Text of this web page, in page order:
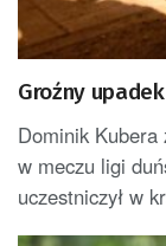
Groźny
Dominik Kubera
w meczu ligi
uczestniczył w